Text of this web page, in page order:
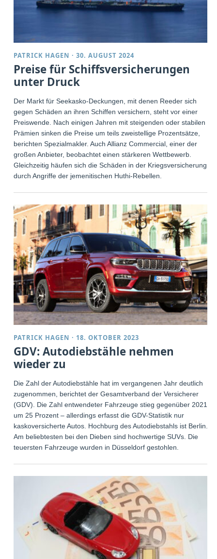
PATRICK HAGEN ·30. AUGUST 2024
Preise für Schiffsversicherungen
unter Druck
Der Markt für Seekasko-Deckungen, mit denen Reeder sich
gegen Schäden an ihren Schiffen versichern, steht vor einer
Preiswende. Nach einigen Jahren mit steigenden oder stabilen
Prämien sinken die Preise um teils zweistellige Prozentsätze,
berichten Spezialmakler. Auch Allianz Commercial, einer der
großen Anbieter, beobachtet einen stärkeren Wettbewerb.
Gleichzeitig häufen sich die Schäden in der Kriegsversicherung
durch Angriffe der jemenitischen Huthi-Rebellen.
PATRICK HAGEN · 18. OKTOBER 2023
GDV: Autodiebstähle nehmen
wieder zu
Die Zahl der Autodiebstähle hat im vergangenen Jahr deutlich
zugenommen, berichtet der Gesamtverband der Versicherer
(GDV). Die Zahl entwendeter Fahrzeuge stieg gegenüber 2021
um 25 Prozent – allerdings erfasst die GDV-Statistik nur
kaskoversicherte Autos. Hochburg des Autodiebstahls ist Berlin.
Am beliebtesten bei den Dieben sind hochwertige SUVs. Die
teuersten Fahrzeuge wurden in Düsseldorf gestohlen.